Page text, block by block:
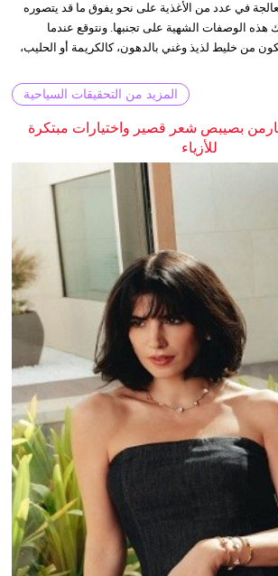
في عدد من الأغذية على نحو يفوق ما قد يتصوره
الوصفات الشهية على تجنبها. ونتوقع عندما
من خليط لذيذ وغني بالدهون، كالكريمة أو الحليب،
المزيد من التحقيقات السياحية
بصيبص شعر قصير واختيارات مبتكرة
للأزياء